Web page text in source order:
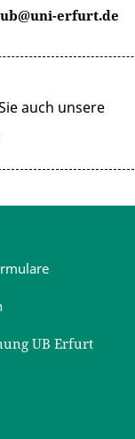
erfurt.de
auch unsere
UB Erfurt